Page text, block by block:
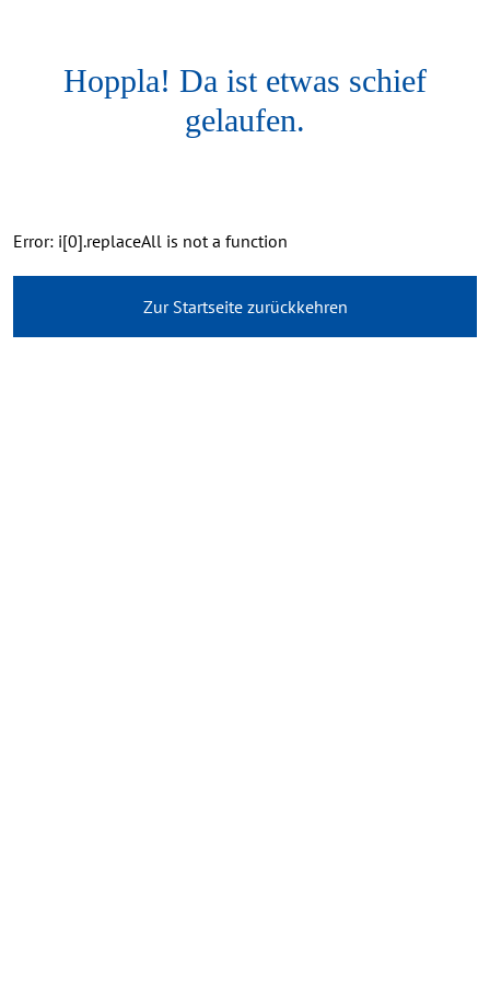
Hoppla! Da ist etwas schief
gelaufen.
Error: i[0].replaceAll is not a function
Zur Startseite zurückkehren